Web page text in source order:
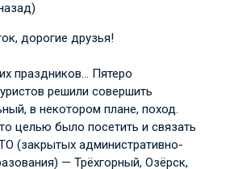
дорогие друзья!
праздников… Пятеро
решили совершить
в некотором плане, поход.
целью было посетить и связать
(закрытых административно-
— Трёхгорный, Озёрск,